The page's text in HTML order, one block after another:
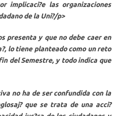
implicaci?e las organizaciones
de la Uni?/p>
presenta y que no debe caer en
lo tiene planteado como un reto
del Semestre, y todo indica que
no ha de ser confundida con la
que se trata de una acci?